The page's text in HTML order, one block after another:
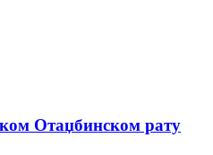
Отаџбинском рату